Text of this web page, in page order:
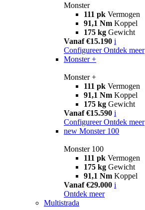
Monster
111 pk Vermogen
91,1 Nm Koppel
175 kg Gewicht
Vanaf €15.190 i
Configureer Ontdek meer
Monster +
Monster +
111 pk Vermogen
91,1 Nm Koppel
175 kg Gewicht
Vanaf €15.590 i
Configureer Ontdek meer
new Monster 100
Monster 100
111 pk Vermogen
175 kg Gewicht
91,1 Nm Koppel
Vanaf €29.000 i
Ontdek meer
Multistrada